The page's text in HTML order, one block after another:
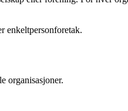
enkeltpersonforetak.
organisasjoner.